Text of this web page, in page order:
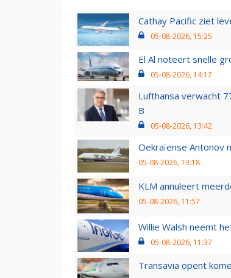
Cathay Pacific ziet
05-08-2026, 15:25
El Al noteert snelle
05-08-2026, 14:17
Lufthansa verwacht
B
05-08-2026, 13:42
Oekraïense Antonov
05-08-2026, 13:18
KLM annuleert
05-08-2026, 11:57
Willie Walsh neemt
05-08-2026, 11:37
Transavia opent